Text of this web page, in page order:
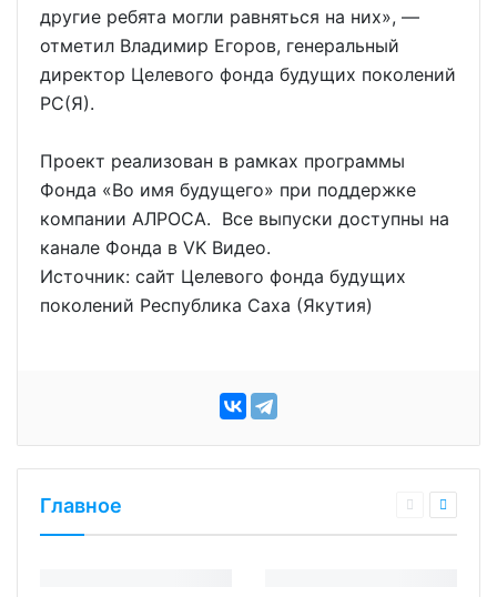
другие ребята могли равняться на них», —
отметил Владимир Егоров, генеральный
директор Целевого фонда будущих поколений
РС(Я).
Проект реализован в рамках программы
Фонда «Во имя будущего» при поддержке
компании АЛРОСА. Все выпуски доступны на
канале Фонда в VK Видео.
Источник: сайт Целевого фонда будущих
поколений Республика Саха (Якутия)
Главное